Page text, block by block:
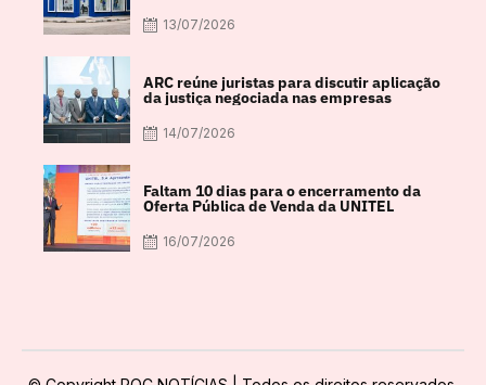
13/07/2026
ARC reúne juristas para discutir aplicação
da justiça negociada nas empresas
14/07/2026
Faltam 10 dias para o encerramento da
Oferta Pública de Venda da UNITEL
16/07/2026